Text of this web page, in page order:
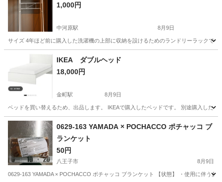
1,000円
中河原駅 8月9日
サイズ 4年ほど前に購入した洗濯機の上部に収納を設けるためのランドリーラックで
府中市 中河原駅
IKEA ダブルヘッド
18,000円
金町駅 8月9日
ベッドを買い替えるため、出品します。 IKEAで購入したベッドです。 別途購入した
東京 葛飾区
0629-163 YAMADA × POCHACCO ポチャッコ ブ
ランケット
50円
八王子市 8月9日
0629-163 YAMADA × POCHACCO ポチャッコ ブランケット 【状態】 ・使用に伴う